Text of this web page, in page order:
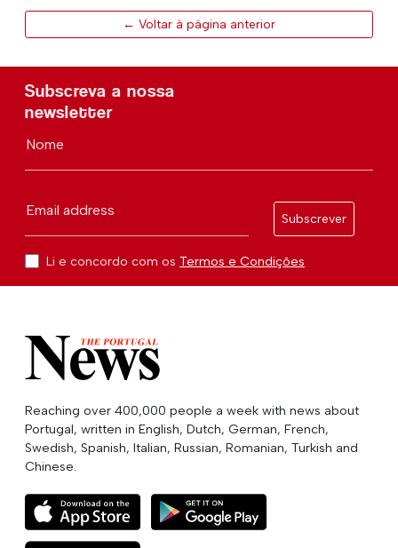
← Voltar à página anterior
Subscreva a nossa
newsletter
Nome
Email address
Subscrever
Li e concordo com os Termos e Condições
Reaching over 400,000 people a week with news about
Portugal, written in English, Dutch, German, French,
Swedish, Spanish, Italian, Russian, Romanian, Turkish and
Chinese.